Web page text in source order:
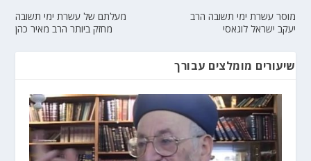
מעלתם של עשרת ימי תשובה
מחזק ביותר הרב מאיר כהן
מוסר עשרת ימי תשובה הרב
יעקב ישראל לוגאסי
שיעורים מומלצים עבורך